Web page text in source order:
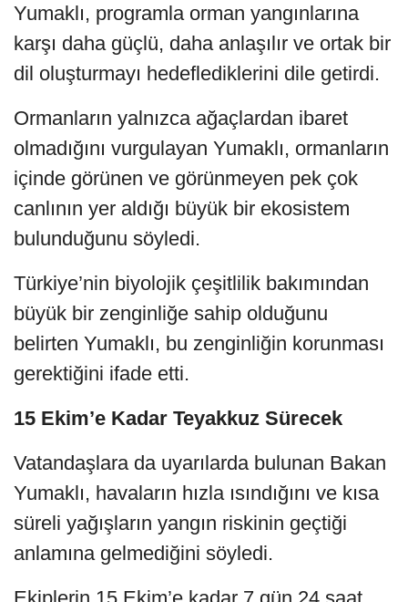
Yumaklı, programla orman yangınlarına
karşı daha güçlü, daha anlaşılır ve ortak bir
dil oluşturmayı hedeflediklerini dile getirdi.
Ormanların yalnızca ağaçlardan ibaret
olmadığını vurgulayan Yumaklı, ormanların
içinde görünen ve görünmeyen pek çok
canlının yer aldığı büyük bir ekosistem
bulunduğunu söyledi.
Türkiye’nin biyolojik çeşitlilik bakımından
büyük bir zenginliğe sahip olduğunu
belirten Yumaklı, bu zenginliğin korunması
gerektiğini ifade etti.
15 Ekim’e Kadar Teyakkuz Sürecek
Vatandaşlara da uyarılarda bulunan Bakan
Yumaklı, havaların hızla ısındığını ve kısa
süreli yağışların yangın riskinin geçtiği
anlamına gelmediğini söyledi.